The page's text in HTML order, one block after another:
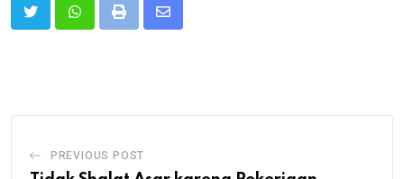
Print
Share
PREVIOUS POST